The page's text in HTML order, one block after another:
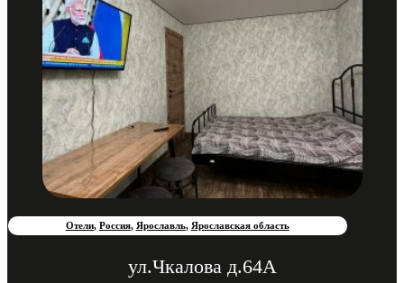
Отели, Россия, Ярославль, Ярославская область
ул.Чкалова д.64А